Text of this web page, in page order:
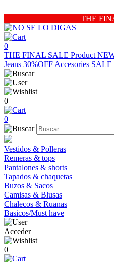
THE
0
THE FINAL SALE Product
Jeans 30%OFF Accesories SALE
0
0
Vestidos & Polleras
Remeras & tops
Pantalones & shorts
Tapados & chaquetas
Buzos & Sacos
Camisas & Blusas
Chalecos & Ruanas
Basicos/Must have
Acceder
0